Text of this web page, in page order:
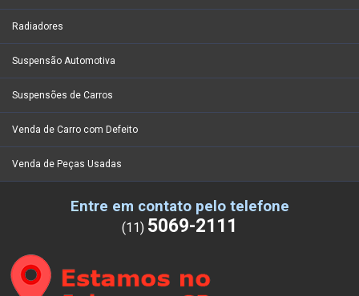
Radiadores
Suspensão Automotiva
Suspensões de Carros
Venda de Carro com Defeito
Venda de Peças Usadas
Entre em contato pelo telefone
(11) 5069-2111